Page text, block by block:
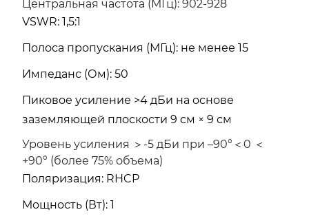
Центральная частота (МГц): 902-928
VSWR: 1,5:1
Полоса пропускания (МГц): не менее 15
Импеданс (Ом): 50
Пиковое усиление >4 дБи на основе
заземляющей плоскости 9 см × 9 см
Уровень усиления ＞-5 дБи при –90°＜0 ＜
+90° (более 75% объема)
Поляризация: RHCP
Мощность (Вт): 1